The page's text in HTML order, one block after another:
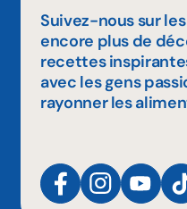
Suivez-nous sur
encore plus de
recettes
avec les gens
rayonner les